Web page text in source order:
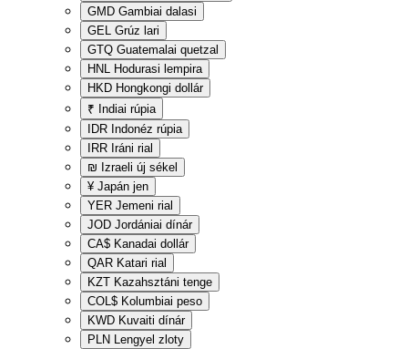
GMD Gambiai dalasi
GEL Grúz lari
GTQ Guatemalai quetzal
HNL Hodurasi lempira
HKD Hongkongi dollár
₹ Indiai rúpia
IDR Indonéz rúpia
IRR Iráni rial
₪ Izraeli új sékel
¥ Japán jen
YER Jemeni rial
JOD Jordániai dínár
CA$ Kanadai dollár
QAR Katari rial
KZT Kazahsztáni tenge
COL$ Kolumbiai peso
KWD Kuvaiti dínár
PLN Lengyel zloty